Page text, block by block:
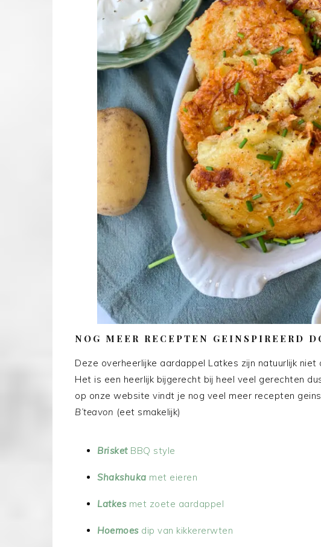
NOG MEER RECEPTEN GEINSPIREERD
Deze overheerlijke aardappel Latkes zijn natuurlijk
Het is een heerlijk bijgerecht bij heel veel gerechten
op onze website vindt je nog veel meer recepten
B’teavon (eet smakelijk)
BrisketBBQ style
Shakshuka met eieren
Latkes met zoete aardappel
Hoemoesdip van kikkererwten